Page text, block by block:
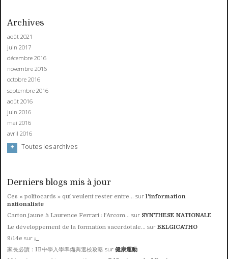
Archives
août 2021
juin 2017
décembre 2016
novembre 2016
octobre 2016
septembre 2016
août 2016
juin 2016
mai 2016
avril 2016
Toutes les archives
Derniers blogs mis à jour
Ces « politocards » qui veulent rester entre... surl'information
nationaliste
Carton jaune à Laurence Ferrari : l’Arcom... sur SYNTHESE NATIONALE
Le développement de la formation sacerdotale... surBELGICATHO
9/14e sur ;_
家長必讀：IB中學入學準備與選校攻略 sur健康運動